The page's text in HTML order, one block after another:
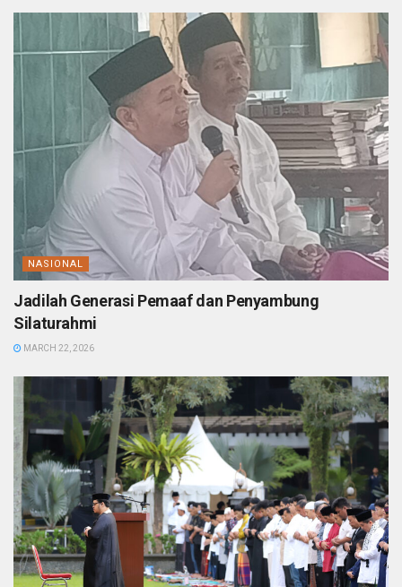
NASIONAL
Jadilah Generasi Pemaaf dan Penyambung
Silaturahmi
MARCH 22, 2026